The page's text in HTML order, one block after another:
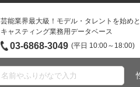
芸能業界最大級！モデル・タレントを始め
キャスティング業務用データベース
03-6868-3049 (平日 10:00～18:00)